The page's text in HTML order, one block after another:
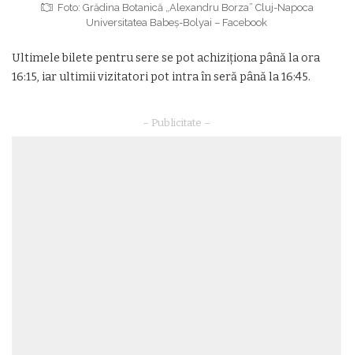
Foto: Grădina Botanică „Alexandru Borza” Cluj-Napoca
Universitatea Babeș-Bolyai – Facebook
Ultimele bilete pentru sere se pot achiziționa până la ora
16:15, iar ultimii vizitatori pot intra în seră până la 16:45.
– Publicitate –